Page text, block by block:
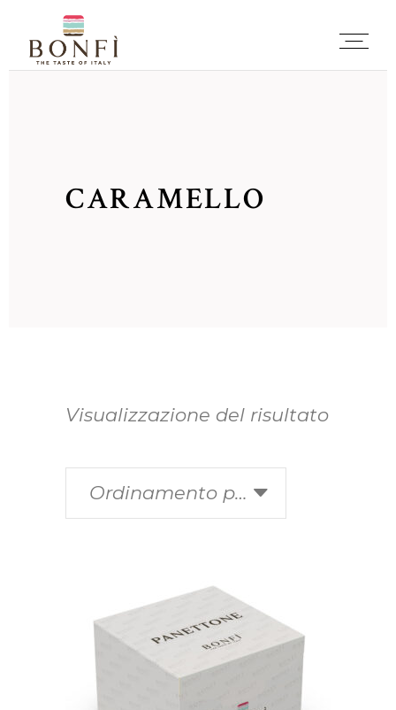
CARAMELLO
Visualizzazione del risultato
Ordinamento predefinito
SCEGLI
prodotto